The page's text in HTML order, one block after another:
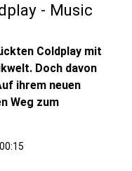
- Music
Coldplay mit
Doch davon
ihrem neuen
Weg zum